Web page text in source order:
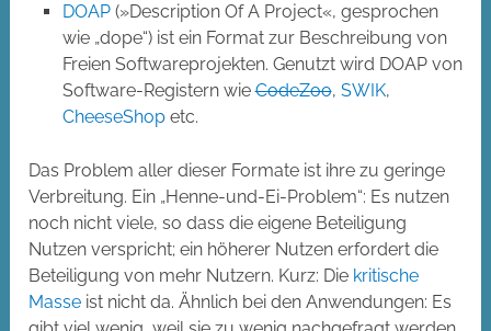
DOAP(»Description Of A Project«, gesprochen
wie „dope“) ist ein Format zur Beschreibung von
Freien Softwareprojekten. Genutzt wird DOAP von
Software-Registern wieCodeZoo, SWIK,
CheeseShopetc.
Das Problem aller dieser Formate ist ihre zu geringe
Verbreitung. Ein „Henne-und-Ei-Problem“: Es nutzen
noch nicht viele, so dass die eigene Beteiligung
Nutzen verspricht; ein höherer Nutzen erfordert die
Beteiligung von mehr Nutzern. Kurz: Die kritische
Masse ist nicht da. Ähnlich bei den Anwendungen: Es